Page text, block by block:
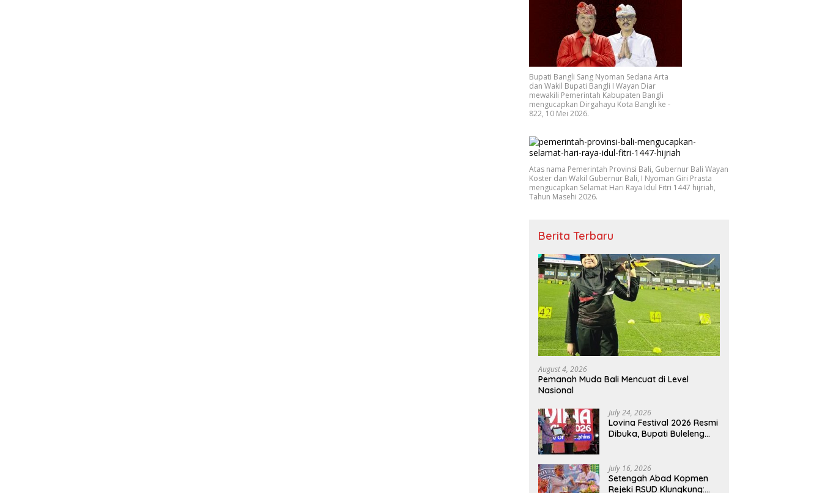
Bupati Bangli Sang Nyoman Sedana Arta
dan Wakil Bupati Bangli I Wayan Diar
mewakili Pemerintah Kabupaten Bangli
mengucapkan Dirgahayu Kota Bangli ke -
822, 10 Mei 2026.
Atas nama Pemerintah Provinsi Bali, Gubernur Bali Wayan
Koster dan Wakil Gubernur Bali, I Nyoman Giri Prasta
mengucapkan Selamat Hari Raya Idul Fitri 1447 hijriah,
Tahun Masehi 2026.
Berita Terbaru
August 4, 2026
Pemanah Muda Bali Mencuat di Level
Nasional
July 24, 2026
Lovina Festival 2026 Resmi
Dibuka, Bupati Buleleng
July 16, 2026
Setengah Abad Kopmen
Rejeki RSUD Klungkung: